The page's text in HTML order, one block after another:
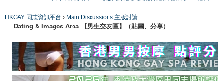
HKGAY 同志資訊平台 › Main Discussions 主版討論
Dating & Images Area 【男生交友區】（貼圖、分享）